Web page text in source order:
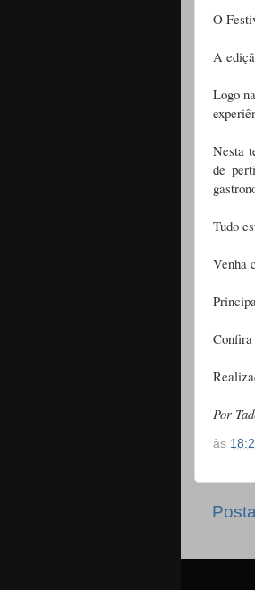
O
A
Logo
Nesta
de
Tudo
Venha
Por
às